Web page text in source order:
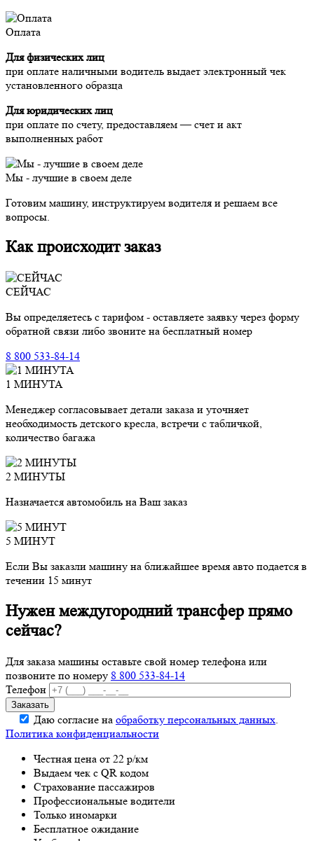
Оплата
Для физических лиц
при оплате наличными водитель выдает электронный чек
установленного образца
Для юридических лиц
при оплате по счету, предоставляем — счет и акт
выполненных работ
Мы - лучшие в своем деле
Готовим машину, инструктируем водителя и решаем все
вопросы.
Как происходит заказ
СЕЙЧАС
Вы определяетесь с тарифом - оставляете заявку через форму
обратной связи либо звоните на бесплатный номер
8 800 533-84-14
1 МИНУТА
Менеджер согласовывает детали заказа и уточняет
необходимость детского кресла, встречи с табличкой,
количество багажа
2 МИНУТЫ
Назначается автомобиль на Ваш заказ
5 МИНУТ
Если Вы заказли машину на ближайшее время авто подается в
течении 15 минут
Нужен междугородний трансфер прямо
сейчас?
Для заказа машины оставьте свой номер телефона или
позвоните по номеру 8 800 533-84-14
Телефон
Даю согласие на обработку персональных данных.
Политика конфиденциальности
Честная цена от 22 р/км
Выдаем чек с QR кодом
Страхование пассажиров
Профессиональные водители
Только иномарки
Бесплатное ожидание